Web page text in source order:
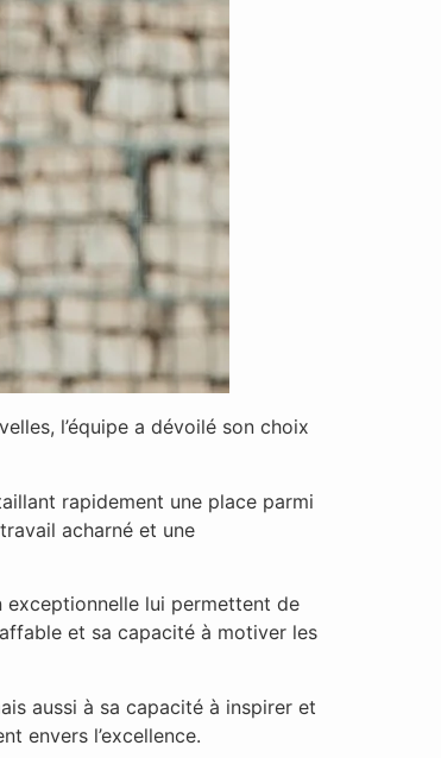
l’équipe a dévoilé son choix
rapidement une place parmi
acharné et une
exceptionnelle lui permettent de
et sa capacité à motiver les
aussi à sa capacité à inspirer et
envers l’excellence.